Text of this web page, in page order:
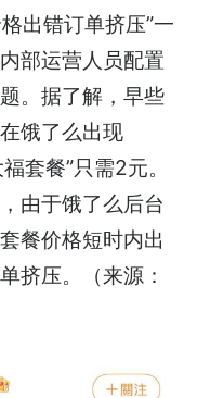
出错订单挤压”一
部运营人员配置
。据了解，早些
饿了么出现
套餐”只需2元。
由于饿了么后台
餐价格短时内出
挤压。（来源：